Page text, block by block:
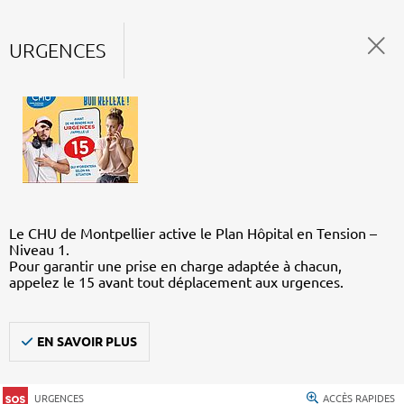
URGENCES
Le CHU de Montpellier active le Plan Hôpital en Tension –
Niveau 1.
Pour garantir une prise en charge adaptée à chacun,
appelez le 15 avant tout déplacement aux urgences.
EN SAVOIR PLUS
URGENCES ACCÈS RAPIDES